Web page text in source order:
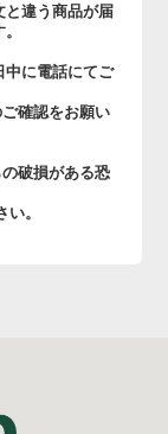
違う商品が届
に電話にてご
確認をお願い
破損がある恐
。